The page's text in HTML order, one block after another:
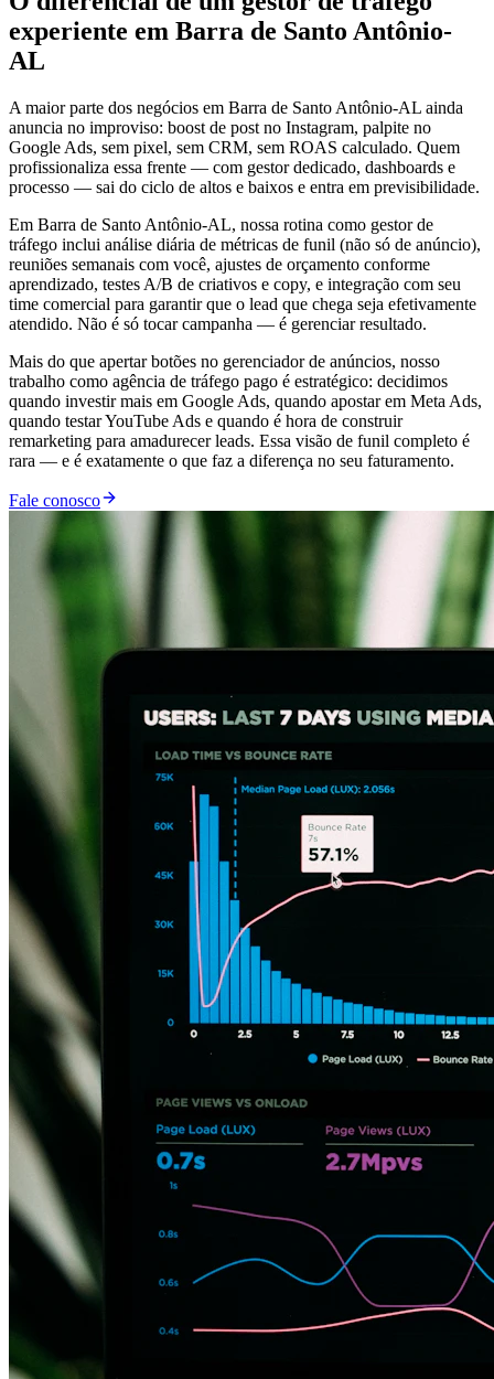
experiente em Barra de Santo Antônio-
AL
A maior parte dos negócios em Barra de Santo Antônio-AL ainda
anuncia no improviso: boost de post no Instagram, palpite no
Google Ads, sem pixel, sem CRM, sem ROAS calculado. Quem
profissionaliza essa frente — com gestor dedicado, dashboards e
processo — sai do ciclo de altos e baixos e entra em previsibilidade.
Em Barra de Santo Antônio-AL, nossa rotina como gestor de
tráfego inclui análise diária de métricas de funil (não só de anúncio),
reuniões semanais com você, ajustes de orçamento conforme
aprendizado, testes A/B de criativos e copy, e integração com seu
time comercial para garantir que o lead que chega seja efetivamente
atendido. Não é só tocar campanha — é gerenciar resultado.
Mais do que apertar botões no gerenciador de anúncios, nosso
trabalho como agência de tráfego pago é estratégico: decidimos
quando investir mais em Google Ads, quando apostar em Meta Ads,
quando testar YouTube Ads e quando é hora de construir
remarketing para amadurecer leads. Essa visão de funil completo é
rara — e é exatamente o que faz a diferença no seu faturamento.
Fale conosco